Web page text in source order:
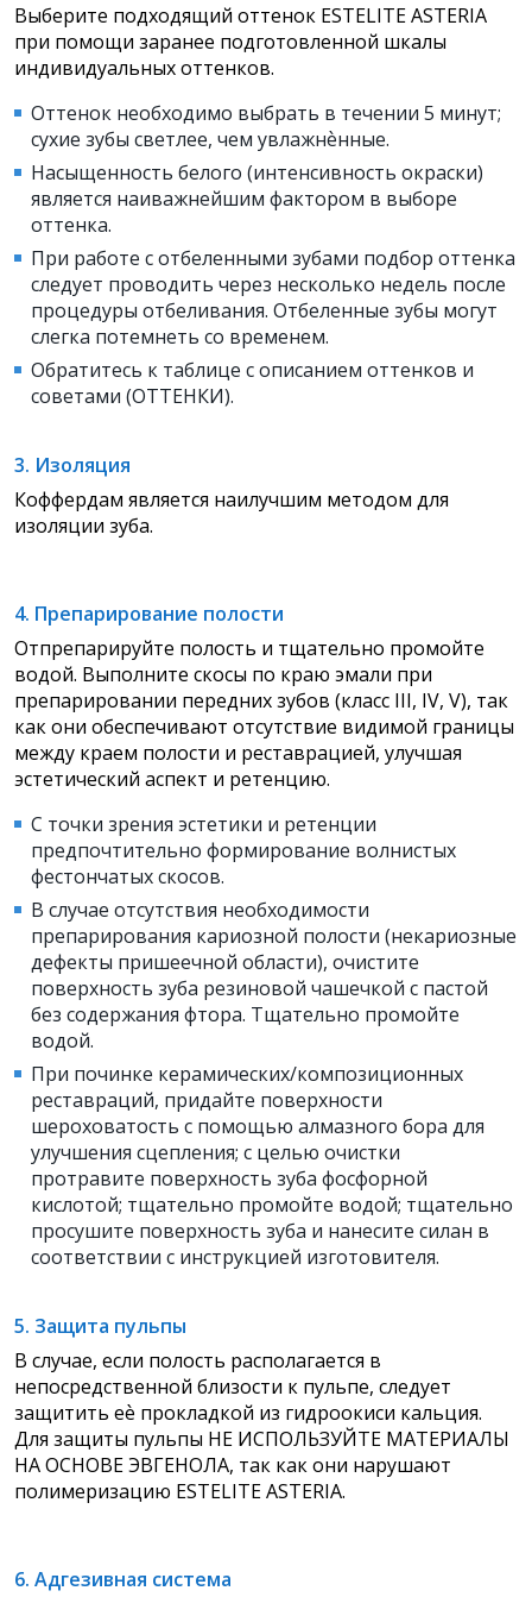
Выберите подходящий оттенок ESTELITE ASTERIA
при помощи заранее подготовленной шкалы
индивидуальных оттенков.
Оттенок необходимо выбрать в течении 5 минут;
сухие зубы светлее, чем увлажнѐнные.
Насыщенность белого (интенсивность окраски)
является наиважнейшим фактором в выборе
оттенка.
При работе с отбеленными зубами подбор оттенка
следует проводить через несколько недель после
процедуры отбеливания. Отбеленные зубы могут
слегка потемнеть со временем.
Обратитесь к таблице с описанием оттенков и
советами (ОТТЕНКИ).
3. Изоляция
Коффердам является наилучшим методом для
изоляции зуба.
4. Препарирование полости
Отпрепарируйте полость и тщательно промойте
водой. Выполните скосы по краю эмали при
препарировании передних зубов (класс III, IV, V), так
как они обеспечивают отсутствие видимой границы
между краем полости и реставрацией, улучшая
эстетический аспект и ретенцию.
С точки зрения эстетики и ретенции
предпочтительно формирование волнистых
фестончатых скосов.
В случае отсутствия необходимости
препарирования кариозной полости (некариозные
дефекты пришеечной области), очистите
поверхность зуба резиновой чашечкой с пастой
без содержания фтора. Тщательно промойте
водой.
При починке керамических/композиционных
реставраций, придайте поверхности
шероховатость с помощью алмазного бора для
улучшения сцепления; с целью очистки
протравите поверхность зуба фосфорной
кислотой; тщательно промойте водой; тщательно
просушите поверхность зуба и нанесите силан в
соответствии с инструкцией изготовителя.
5. Защита пульпы
В случае, если полость располагается в
непосредственной близости к пульпе, следует
защитить еѐ прокладкой из гидроокиси кальция.
Для защиты пульпы НЕ ИСПОЛЬЗУЙТЕ МАТЕРИАЛЫ
НА ОСНОВЕ ЭВГЕНОЛА, так как они нарушают
полимеризацию ESTELITE ASTERIA.
6. Адгезивная система